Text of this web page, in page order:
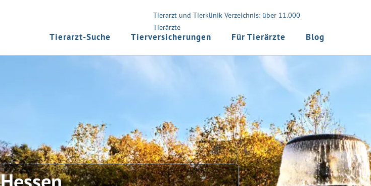
Tierarzt und Tierklinik Verzeichnis: über 11.000
Tierärzte
Tierarzt-Suche Tierversicherungen Für Tierärzte Blog